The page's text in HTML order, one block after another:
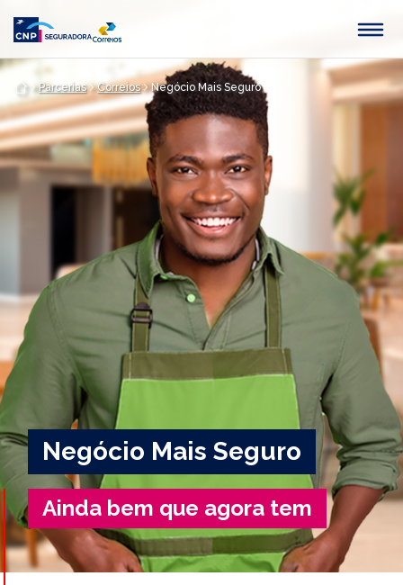
Pular para o Conteúdo principal
Parcerias Correios Negócio Mais Seguro
Negócio Mais Seguro
Ainda bem que agora tem